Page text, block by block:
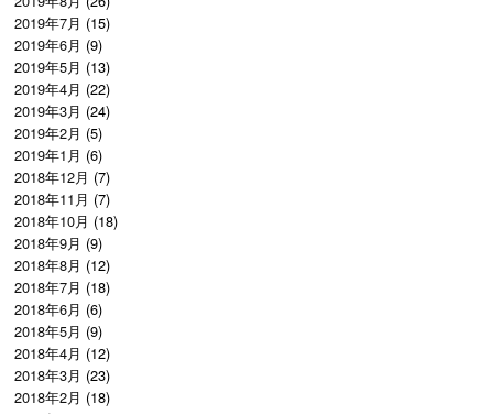
2019年7月 (15)
2019年6月 (9)
2019年5月 (13)
2019年4月 (22)
2019年3月 (24)
2019年2月 (5)
2019年1月 (6)
2018年12月 (7)
2018年11月 (7)
2018年10月 (18)
2018年9月 (9)
2018年8月 (12)
2018年7月 (18)
2018年6月 (6)
2018年5月 (9)
2018年4月 (12)
2018年3月 (23)
2018年2月 (18)